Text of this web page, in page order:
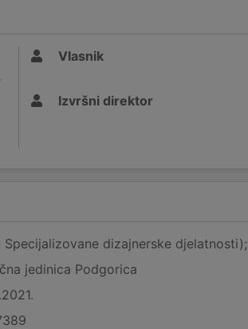
Vlasnik
Izvršni direktor
Specijalizovane dizajnerske djelatnosti);
jedinica Podgorica